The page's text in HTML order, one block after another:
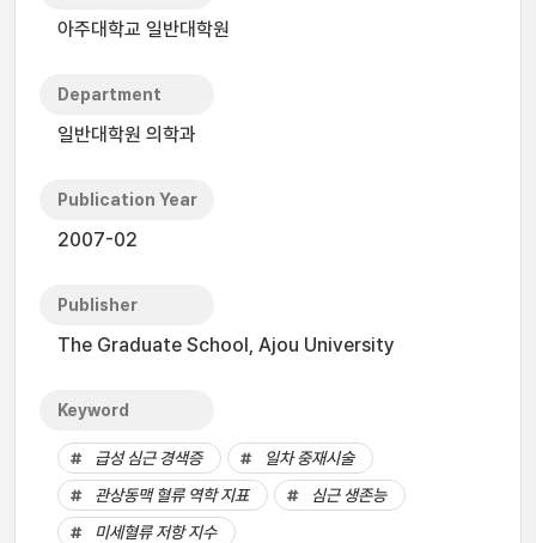
아주대학교 일반대학원
Department
일반대학원 의학과
Publication Year
2007-02
Publisher
The Graduate School, Ajou University
Keyword
급성 심근 경색증
일차 중재시술
관상동맥 혈류 역학 지표
심근 생존능
미세혈류 저항 지수